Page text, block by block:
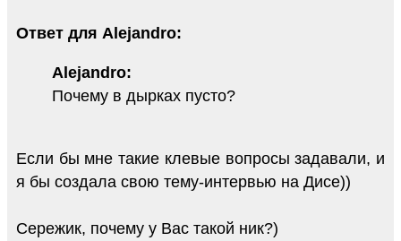
Ответ для Alejandro:
Alejandro:
Почему в дырках пусто?
Если бы мне такие клевые вопросы задавали, и
я бы создала свою тему-интервью на Дисе))
Сережик, почему у Вас такой ник?)